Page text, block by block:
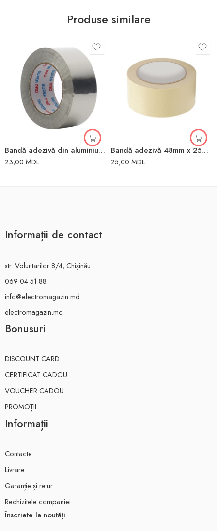
Produse similare
Bandă adezivă din aluminiu 48mm x 10m
23,00 MDL
Bandă adezivă 48mm x 25m hârtie Toya
25,00 MDL
Informații de contact
str. Voluntarilor 8/4, Chișinău
069 04 51 88
info@electromagazin.md
electromagazin.md
Bonusuri
DISCOUNT CARD
CERTIFICAT CADOU
VOUCHER CADOU
PROMOȚII
Informații
Contacte
Livrare
Garanție și retur
Rechizitele companiei
Înscriete la noutăți